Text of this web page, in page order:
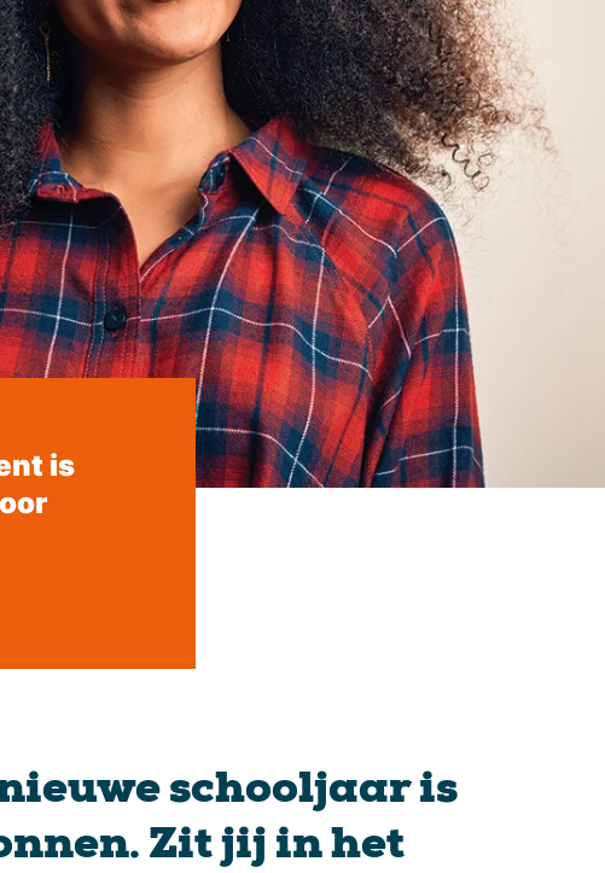
is
schooljaar is
Zit jij in het